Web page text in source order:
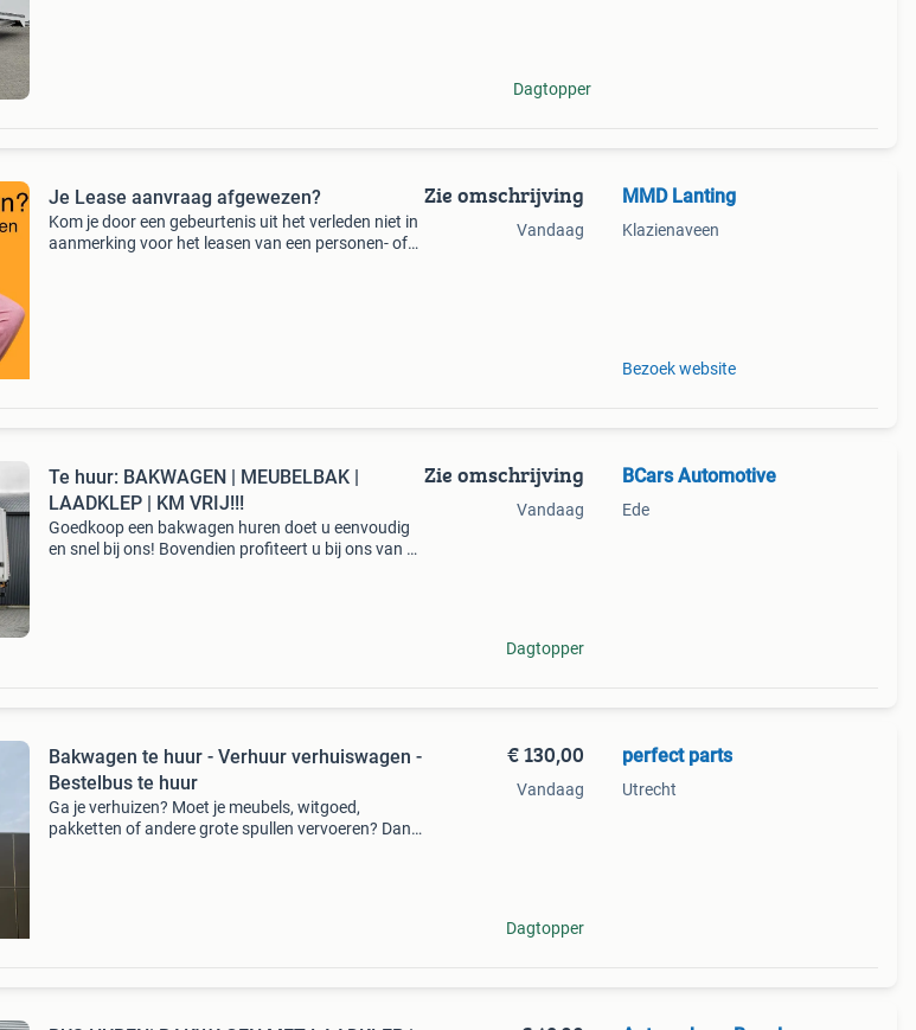
Dagtopper
Je Lease aanvraag afgewezen?
Kom je door een gebeurtenis uit het verleden niet in
aanmerking voor het leasen van een personen- of
Zie omschrijving
Vandaag
MMD Lanting
Klazienaveen
Bezoek website
Te huur: BAKWAGEN | MEUBELBAK |
LAADKLEP | KM VRIJ!!!
Goedkoop een bakwagen huren doet u eenvoudig
en snel bij ons! Bovendien profiteert u bij ons van de
Zie omschrijving
Vandaag
Dagtopper
BCars Automotive
Ede
Bakwagen te huur - Verhuur verhuiswagen -
Bestelbus te huur
Ga je verhuizen? Moet je meubels, witgoed,
pakketten of andere grote spullen vervoeren? Dan
€ 130,00
Vandaag
Dagtopper
perfect parts
Utrecht